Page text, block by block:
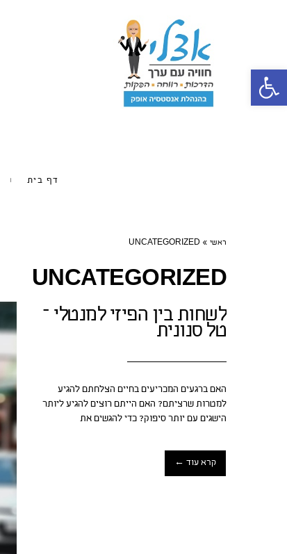
פתח סרגל נגישות
דף בית
ראשי »
UNCATEGORIZED
UNCATEGORIZED
לשחות בין הפיזי למנטלי –
טל סנונית
האם ברגעים המכריעים בחיים הצלחתם להגיע
למטרות שרציתם? האם הייתם רוצים להגיע ליותר
הישגים עם יותר סיפוק? כדי להגשים את
קרא עוד ←